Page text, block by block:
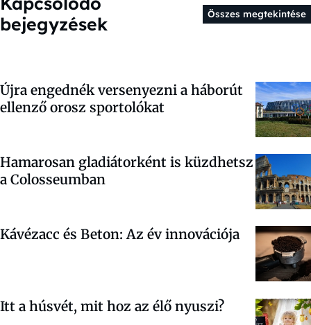
bejegyzések
Összes megtekintése
Újra engednék versenyezni a háborút
ellenző orosz sportolókat
Hamarosan gladiátorként is küzdhetsz
a Colosseumban
Kávézacc és Beton: Az év innovációja
Itt a húsvét, mit hoz az élő nyuszi?